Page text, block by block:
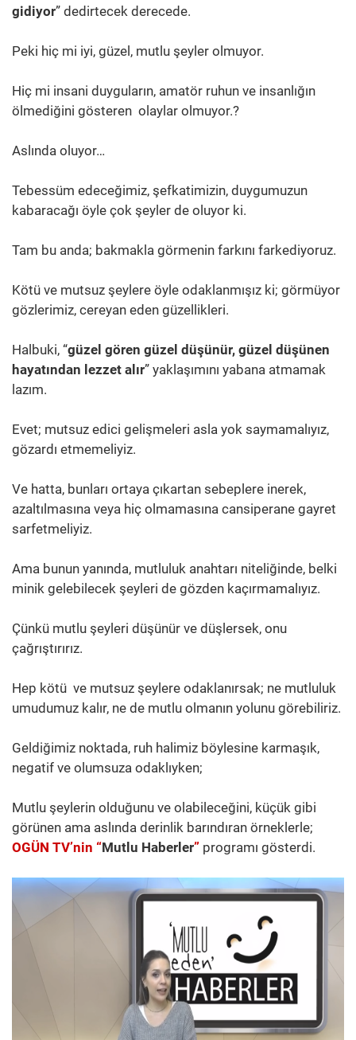
gidiyor” dedirtecek derecede.
Peki hiç mi iyi, güzel, mutlu şeyler olmuyor.
Hiç mi insani duyguların, amatör ruhun ve insanlığın
ölmediğini gösteren olaylar olmuyor.?
Aslında oluyor…
Tebessüm edeceğimiz, şefkatimizin, duygumuzun
kabaracağı öyle çok şeyler de oluyor ki.
Tam bu anda; bakmakla görmenin farkını farkediyoruz.
Kötü ve mutsuz şeylere öyle odaklanmışız ki; görmüyor
gözlerimiz, cereyan eden güzellikleri.
Halbuki, “güzel gören güzel düşünür, güzel düşünen
hayatından lezzet alır” yaklaşımını yabana atmamak
lazım.
Evet; mutsuz edici gelişmeleri asla yok saymamalıyız,
gözardı etmemeliyiz.
Ve hatta, bunları ortaya çıkartan sebeplere inerek,
azaltılmasına veya hiç olmamasına cansiperane gayret
sarfetmeliyiz.
Ama bunun yanında, mutluluk anahtarı niteliğinde, belki
minik gelebilecek şeyleri de gözden kaçırmamalıyız.
Çünkü mutlu şeyleri düşünür ve düşlersek, onu
çağrıştırırız.
Hep kötü ve mutsuz şeylere odaklanırsak; ne mutluluk
umudumuz kalır, ne de mutlu olmanın yolunu görebiliriz.
Geldiğimiz noktada, ruh halimiz böylesine karmaşık,
negatif ve olumsuza odaklıyken;
Mutlu şeylerin olduğunu ve olabileceğini, küçük gibi
görünen ama aslında derinlik barındıran örneklerle;
OGÜN TV’nin “Mutlu Haberler” programı gösterdi.